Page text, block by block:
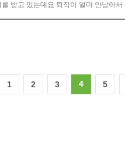
받고 있는데요 퇴직이 얼마 안남아
1 2 3 4 5